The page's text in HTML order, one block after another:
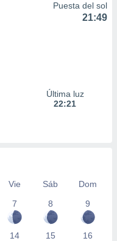
Puesta del sol
21:49
Última luz
22:21
Vie Sáb
Dom
7
8 9
14 15 16